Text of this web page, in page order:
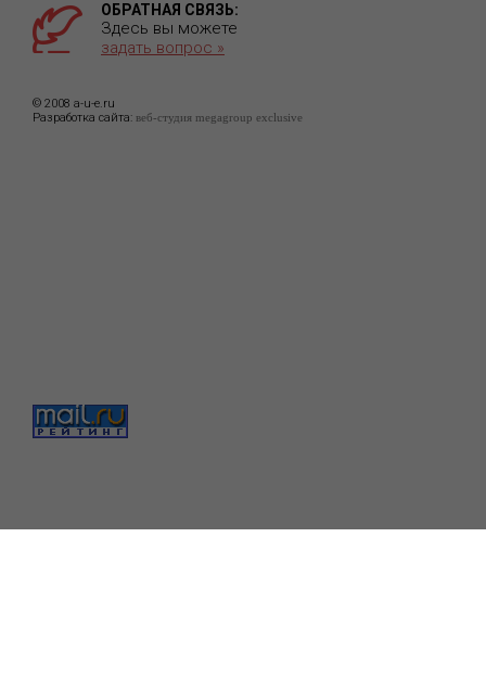
ОБРАТНАЯ СВЯЗЬ:
Здесь вы можете
задать вопрос »
© 2008 a-u-e.ru
Разработка сайта: веб-студия megagroup exclusive